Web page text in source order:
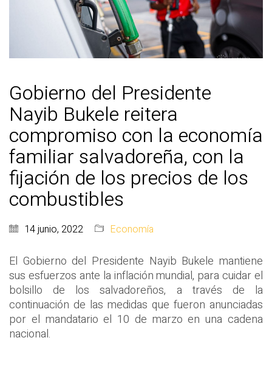
Gobierno del Presidente
Nayib Bukele reitera
compromiso con la economía
familiar salvadoreña, con la
fijación de los precios de los
combustibles
14 junio, 2022 Economía
El Gobierno del Presidente Nayib Bukele mantiene
sus esfuerzos ante la inflación mundial, para cuidar el
bolsillo de los salvadoreños, a través de la
continuación de las medidas que fueron anunciadas
por el mandatario el 10 de marzo en una cadena
nacional.